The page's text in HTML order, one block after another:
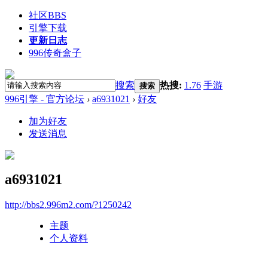
社区BBS
引擎下载
更新日志
996传奇盒子
搜索 搜索 热搜: 1.76 手游
996引擎 - 官方论坛 › a6931021 › 好友
加为好友
发送消息
a6931021
http://bbs2.996m2.com/?1250242
主题
个人资料